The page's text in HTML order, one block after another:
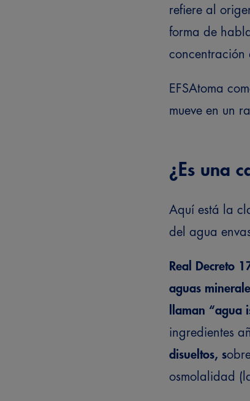
refiere al
forma de
concentración
EFSAtoma
mueve en un
¿Es una
Aquí está la
del agua
Real Decreto
aguas
llaman “agua
ingredientes
disueltos, s
osmolalidad